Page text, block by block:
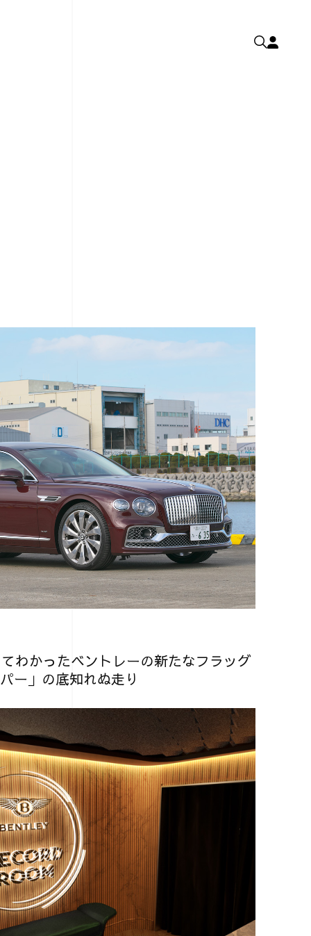
わかったベントレーの新たなフラッグ
ー」の底知れぬ走り